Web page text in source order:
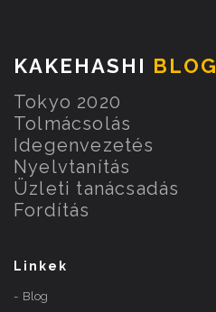
KAKEHASHI BLOG
Tokyo 2020
Tolmácsolás
Idegenvezetés
Nyelvtanítás
Üzleti tanácsadás
Fordítás
Linkek
Blog